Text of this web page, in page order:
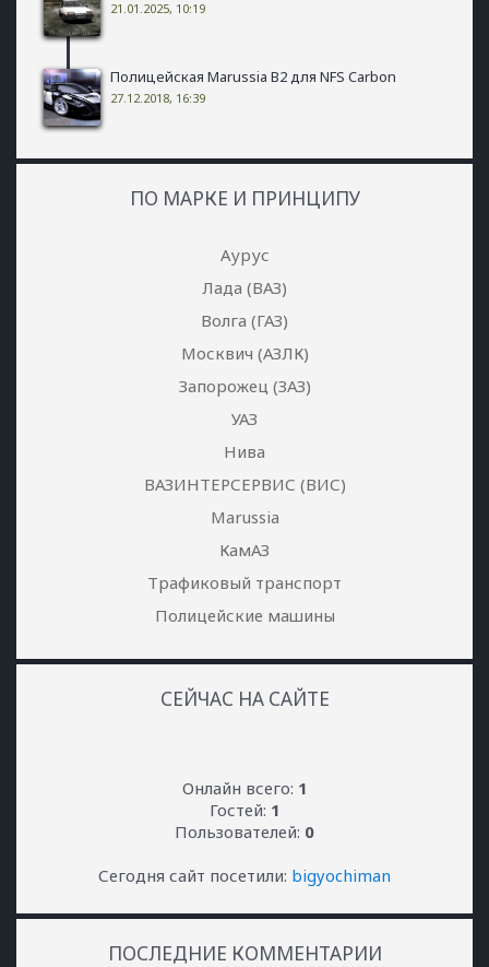
21.01.2025, 10:19
Полицейская Marussia B2 для NFS Carbon
27.12.2018, 16:39
ПО МАРКЕ И ПРИНЦИПУ
Аурус
Лада (ВАЗ)
Волга (ГАЗ)
Москвич (АЗЛК)
Запорожец (ЗАЗ)
УАЗ
Нива
ВАЗИНТЕРСЕРВИС (ВИС)
Marussia
КамАЗ
Трафиковый транспорт
Полицейские машины
СЕЙЧАС НА САЙТЕ
Онлайн всего: 1
Гостей: 1
Пользователей: 0
Сегодня сайт посетили: bigyochiman
ПОСЛЕДНИЕ КОММЕНТАРИИ